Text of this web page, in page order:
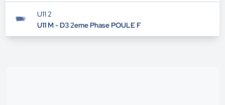
U11 2
U11 M - D3 2eme Phase POULE F